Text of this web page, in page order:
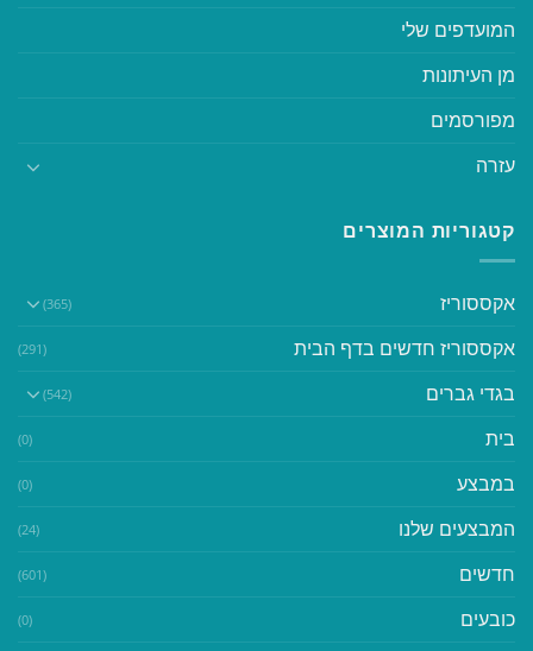
המועדפים שלי
מן העיתונות
מפורסמים
עזרה
קטגוריות המוצרים
אקססוריז (365)
אקססוריז חדשים בדף הבית (291)
בגדי גברים (542)
בית (0)
במבצע (0)
המבצעים שלנו (24)
חדשים (601)
כובעים (0)